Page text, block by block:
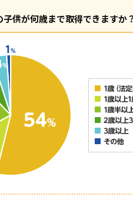
供が何歳まで取得できますか